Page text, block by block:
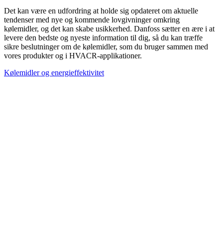
Det kan være en udfordring at holde sig opdateret om aktuelle
tendenser med nye og kommende lovgivninger omkring
kølemidler, og det kan skabe usikkerhed. Danfoss sætter en ære i at
levere den bedste og nyeste information til dig, så du kan træffe
sikre beslutninger om de kølemidler, som du bruger sammen med
vores produkter og i HVACR-applikationer.
Kølemidler og energieffektivitet